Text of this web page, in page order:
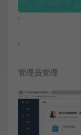
‘
’
管理员管理